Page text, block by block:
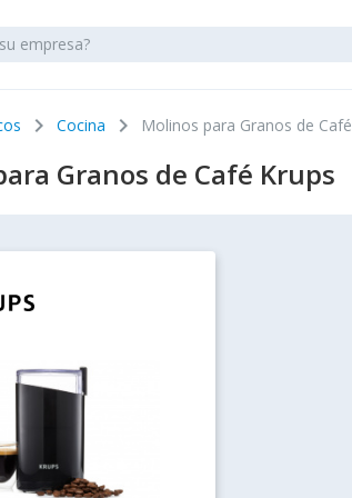
chevron_right Cocina chevron_right Molinos para Granos de Café
Granos de Café Krups